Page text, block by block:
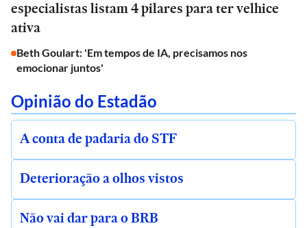
especialistas listam 4 pilares para ter velhice
ativa
Beth Goulart: 'Em tempos de IA, precisamos nos
emocionar juntos'
Opinião do Estadão
A conta de padaria do STF
Deterioração a olhos vistos
Não vai dar para o BRB